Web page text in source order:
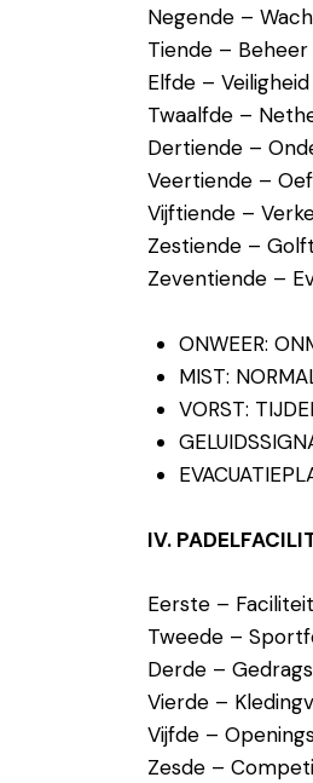
Negende –
Tiende –
Elfde – Veiligheid
Twaalfde –
Dertiende –
Veertiende –
Vijftiende –
Zestiende –
Zeventiende –
ONWEER:
MIST:
VORST:
IV.
Eerste –
Tweede –
Derde –
Vierde –
Vijfde –
Zesde –